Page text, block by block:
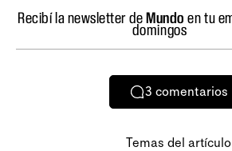
Recibí la newsletter deMundo en tu
domingos
3 comentarios
Temas del artículo